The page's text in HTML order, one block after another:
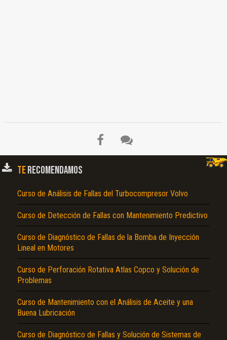
TERECOMENDAMOS
Curso de Análisis de Fallas del Turbocompresor Volvo
Curso de Detección de Fallas con Mantenimiento Predictivo
Curso de Diagnóstico de Fallas de la Bomba de Inyección
Lineal en Motores
Curso de Perforación Rotativa Atlas Copco y Solución de
Problemas
Curso de Mantenimiento con el Análisis de Aceite y una
Buena Lubricación
Curso de Diagnóstico de Fallas y Solución de Sistemas de
El Título es incorrecto según el contenido.